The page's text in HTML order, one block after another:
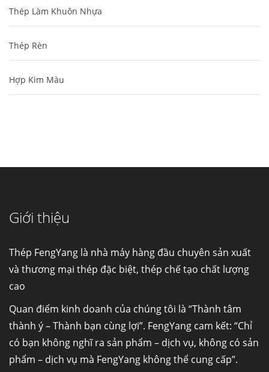
Thép Làm Khuôn Nhựa
Thép Rèn
Hợp Kim Màu
Giới thiệu
Thép FengYang là nhà máy hàng đầu chuyên sản xuất
và thương mại thép đặc biệt, thép chế tạo chất lượng
cao
Quan điểm kinh doanh của chúng tôi là “Thành tâm
thành ý – Thành bạn cùng lợi”. FengYang cam kết: “Chỉ
có bạn không nghĩ ra sản phẩm – dịch vụ, không có sản
phẩm – dịch vụ mà FengYang không thể cung cấp”.
máy...
Hợp kim N06625 là hợp kim chịu
nhiệt,...
Mua inox ở đâu chất lượng giá tốt? Gọi ngay